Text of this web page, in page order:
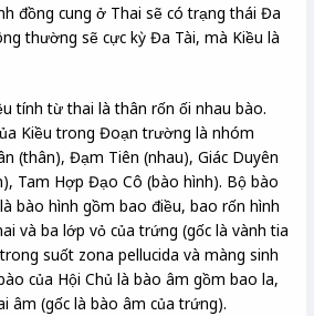
đồng cung ở Thai sẽ có trạng thái Đa
thường sẽ cực kỳ Đa Tài, mà Kiều là
tính từ thai là thân rốn ối nhau bào.
Kiều trong Đoạn trường là nhóm
(thân), Đạm Tiên (nhau), Giác Duyên
Tam Hợp Đạo Cô (bào hình). Bộ bào
bào hình gồm bao điều, bao rốn hình
và ba lớp vỏ của trứng (gốc là vành tia
suốt zona pellucida và màng sinh
của Hội Chủ là bào âm gồm bao la,
âm (gốc là bào âm của trứng).